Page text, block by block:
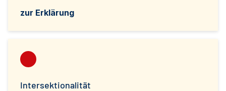
zur Erklärung
Intersektionalität